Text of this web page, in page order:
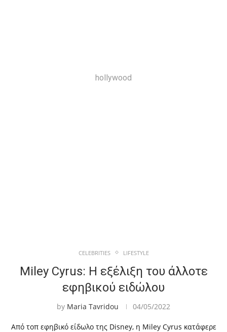
hollywood
CELEBRITIES LIFESTYLE
Miley Cyrus: Η εξέλιξη του άλλοτε
εφηβικού ειδώλου
by Maria Tavridou 04/05/2022
Από τοπ εφηβικό είδωλο της Disney, η Miley Cyrus κατάφερε